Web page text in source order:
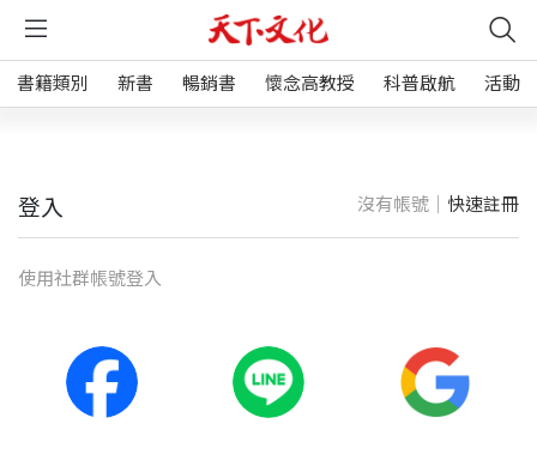
書籍類別 新書 暢銷書 懷念高教授 科普啟航 活動
登入 沒有帳號｜ 快速註冊
使⽤社群帳號登入